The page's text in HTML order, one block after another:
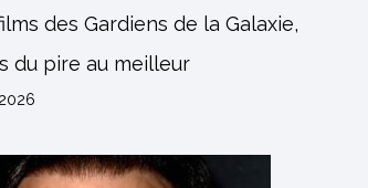
des Gardiens de la Galaxie,
du pire au meilleur